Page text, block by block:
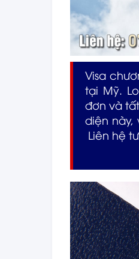
Visa
tại Mỹ.
đơn và
diện này,
Liên hệ